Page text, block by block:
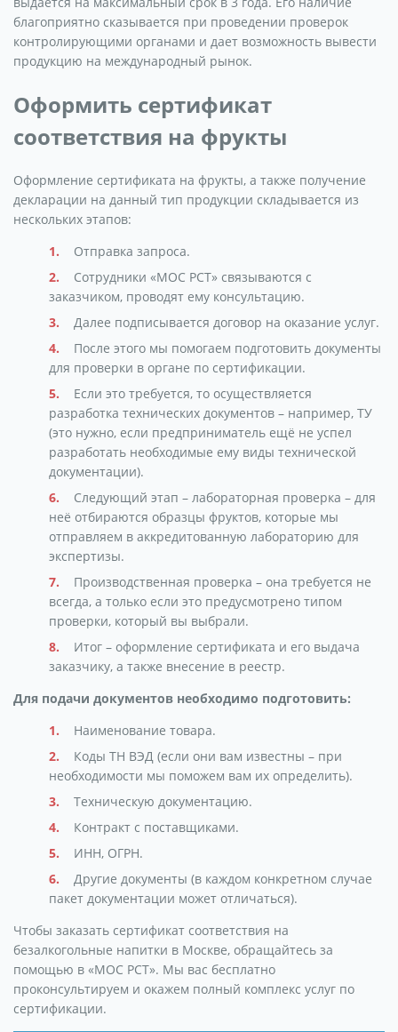
благоприятно сказывается при проведении проверок
контролирующими органами и дает возможность вывести
продукцию на международный рынок.
Оформить сертификат
соответствия на фрукты
Оформление сертификата на фрукты, а также получение
декларации на данный тип продукции складывается из
нескольких этапов:
Отправка запроса.
Сотрудники «МОС РСТ» связываются с
заказчиком, проводят ему консультацию.
Далее подписывается договор на оказание услуг.
После этого мы помогаем подготовить документы
для проверки в органе по сертификации.
Если это требуется, то осуществляется
разработка технических документов – например, ТУ
(это нужно, если предприниматель ещё не успел
разработать необходимые ему виды технической
документации).
Следующий этап – лабораторная проверка – для
неё отбираются образцы фруктов, которые мы
отправляем в аккредитованную лабораторию для
экспертизы.
Производственная проверка – она требуется не
всегда, а только если это предусмотрено типом
проверки, который вы выбрали.
Итог – оформление сертификата и его выдача
заказчику, а также внесение в реестр.
Для подачи документов необходимо подготовить:
Наименование товара.
Коды ТН ВЭД (если они вам известны – при
необходимости мы поможем вам их определить).
Техническую документацию.
Контракт с поставщиками.
ИНН, ОГРН.
Другие документы (в каждом конкретном случае
пакет документации может отличаться).
Чтобы заказать сертификат соответствия на
безалкогольные напитки в Москве, обращайтесь за
помощью в «МОС РСТ». Мы вас бесплатно
проконсультируем и окажем полный комплекс услуг по
сертификации.